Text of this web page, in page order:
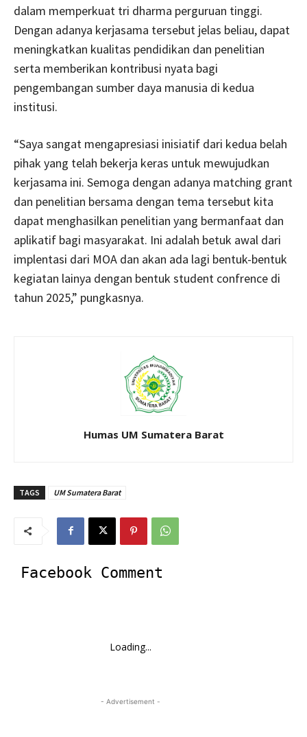
dalam memperkuat tri dharma perguruan tinggi.
Dengan adanya kerjasama tersebut jelas beliau, dapat
meningkatkan kualitas pendidikan dan penelitian
serta memberikan kontribusi nyata bagi
pengembangan sumber daya manusia di kedua
institusi.
“Saya sangat mengapresiasi inisiatif dari kedua belah
pihak yang telah bekerja keras untuk mewujudkan
kerjasama ini. Semoga dengan adanya matching grant
dan penelitian bersama dengan tema tersebut kita
dapat menghasilkan penelitian yang bermanfaat dan
aplikatif bagi masyarakat. Ini adalah betuk awal dari
implentasi dari MOA dan akan ada lagi bentuk-bentuk
kegiatan lainya dengan bentuk student confrence di
tahun 2025,” pungkasnya.
Humas UM Sumatera Barat
TAGS UM Sumatera Barat
Facebook Comment
Loading...
- Advertisement -